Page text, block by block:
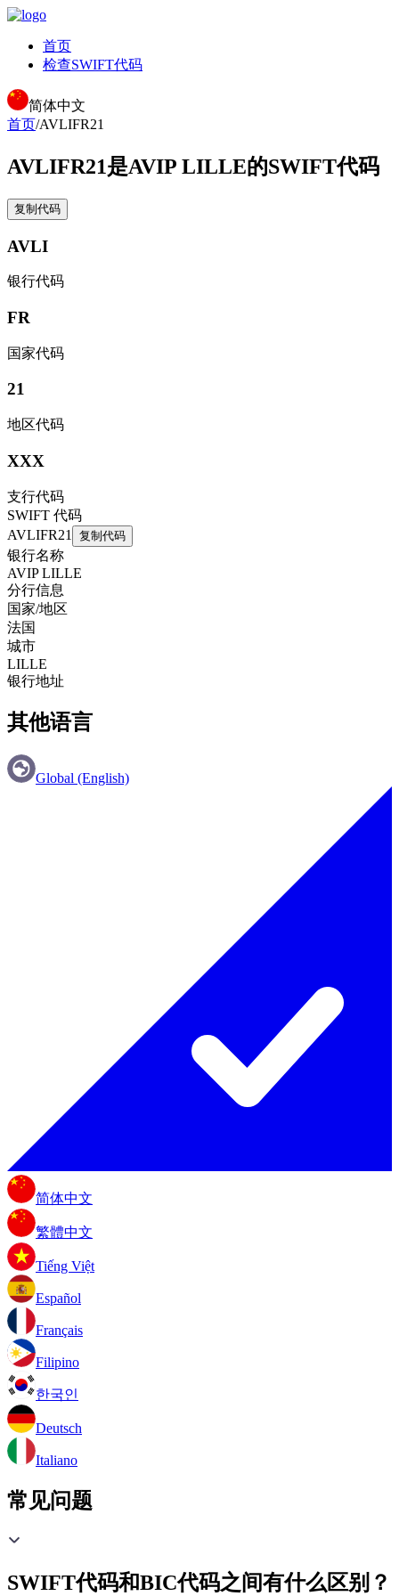
首页
检查SWIFT代码
简体中文
首页/AVLIFR21
AVLIFR21是AVIP LILLE的SWIFT代码
复制代码
AVLI
银行代码
FR
国家代码
21
地区代码
XXX
支行代码
SWIFT 代码
AVLIFR21
复制代码
银行名称
AVIP LILLE
分行信息
国家/地区
法国
城市
LILLE
银行地址
其他语言
Global (English)
简体中文
繁體中文
Tiếng Việt
Español
Français
Filipino
한국인
Deutsch
Italiano
常见问题
SWIFT代码和BIC代码之间有什么区别？